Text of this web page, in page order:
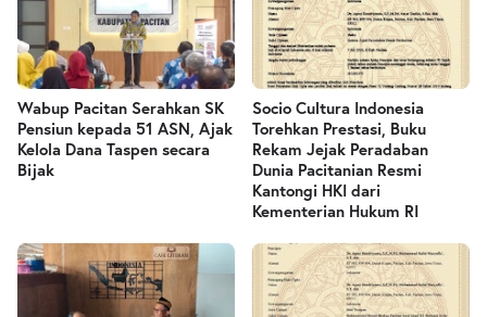
Wabup Pacitan Serahkan SK
Pensiun kepada 51 ASN, Ajak
Kelola Dana Taspen secara
Bijak
Socio Cultura Indonesia
Torehkan Prestasi, Buku
Rekam Jejak Peradaban
Dunia Pacitanian Resmi
Kantongi HKI dari
Kementerian Hukum RI